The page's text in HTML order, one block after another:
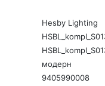
Hesby Lighting
модерн
9405990008